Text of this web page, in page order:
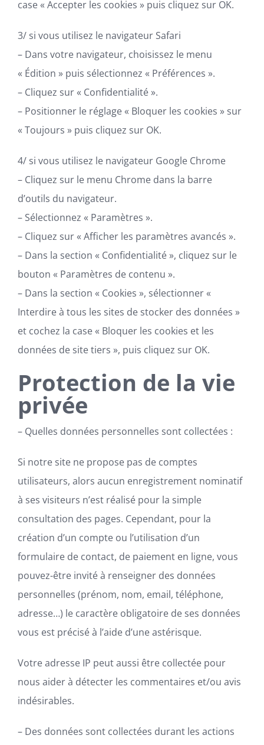
case « Accepter les cookies » puis cliquez sur OK.
3/ si vous utilisez le navigateur Safari
– Dans votre navigateur, choisissez le menu
« Édition » puis sélectionnez « Préférences ».
– Cliquez sur « Confidentialité ».
– Positionner le réglage « Bloquer les cookies » sur
« Toujours » puis cliquez sur OK.
4/ si vous utilisez le navigateur Google Chrome
– Cliquez sur le menu Chrome dans la barre
d’outils du navigateur.
– Sélectionnez « Paramètres ».
– Cliquez sur « Afficher les paramètres avancés ».
– Dans la section « Confidentialité », cliquez sur le
bouton « Paramètres de contenu ».
– Dans la section « Cookies », sélectionner «
Interdire à tous les sites de stocker des données »
et cochez la case « Bloquer les cookies et les
données de site tiers », puis cliquez sur OK.
Protection de la vie
privée
– Quelles données personnelles sont collectées :
Si notre site ne propose pas de comptes
utilisateurs, alors aucun enregistrement nominatif
à ses visiteurs n’est réalisé pour la simple
consultation des pages. Cependant, pour la
création d’un compte ou l’utilisation d’un
formulaire de contact, de paiement en ligne, vous
pouvez-être invité à renseigner des données
personnelles (prénom, nom, email, téléphone,
adresse…) le caractère obligatoire de ses données
vous est précisé à l’aide d’une astérisque.
Votre adresse IP peut aussi être collectée pour
nous aider à détecter les commentaires et/ou avis
indésirables.
– Des données sont collectées durant les actions